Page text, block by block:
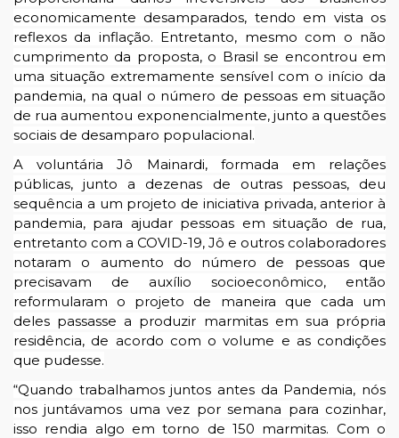
economicamente desamparados, tendo em vista os
reflexos da inflação. Entretanto, mesmo com o não
cumprimento da proposta, o Brasil se encontrou em
uma situação extremamente sensível com o início da
pandemia, na qual o número de pessoas em situação
de rua aumentou exponencialmente, junto a questões
sociais de desamparo populacional.
A voluntária Jô Mainardi, formada em relações
públicas, junto a dezenas de outras pessoas, deu
sequência a um projeto de iniciativa privada, anterior à
pandemia, para ajudar pessoas em situação de rua,
entretanto com a COVID-19, Jô e outros colaboradores
notaram o aumento do número de pessoas que
precisavam de auxílio socioeconômico, então
reformularam o projeto de maneira que cada um
deles passasse a produzir marmitas em sua própria
residência, de acordo com o volume e as condições
que pudesse.
“Quando trabalhamos juntos antes da Pandemia, nós
nos juntávamos uma vez por semana para cozinhar,
isso rendia algo em torno de 150 marmitas. Com o